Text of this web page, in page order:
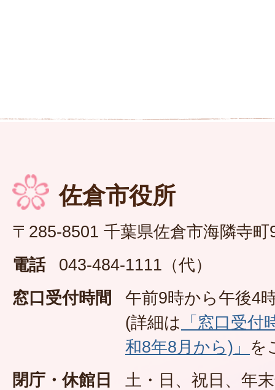
佐倉市役所
〒285-8501 千葉県佐倉市海隣寺町
電話
043-484-1111（代）
窓口受付時間
午前9時から午後4
(詳細は 「窓口受
和8年8月から)」 を
閉庁・休館日
土・日、祝日、年